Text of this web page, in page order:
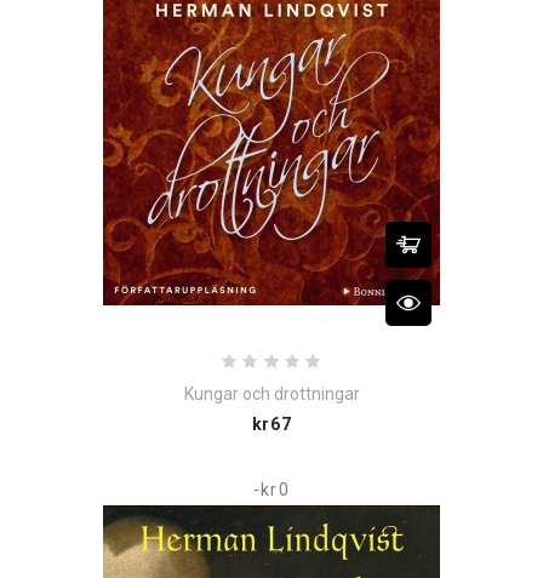
Kungar och drottningar
kr67Price
-kr0